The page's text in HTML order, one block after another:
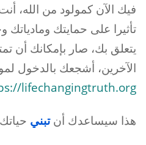
فيك الآن كمولود من الله،
تأثيرا على حمايتك
يتعلق بك، صار بإمكانك أن
الآخرين، أشجعك بالدخول
lifechangingtruth.org/
هذا سيساعدك أنتبني